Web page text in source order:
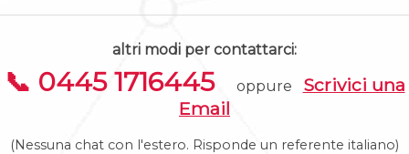
altri modi per contattarci:
📞 0445 1716445 oppure Scrivici una
Email
(Nessuna chat con l'estero. Risponde un referente italiano)